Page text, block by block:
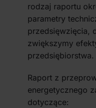
rodzaj raportu
parametry
przedsięwzięcia,
zwiększymy
przedsiębiorstwa.
Raport z
energetycznego
dotyczące: